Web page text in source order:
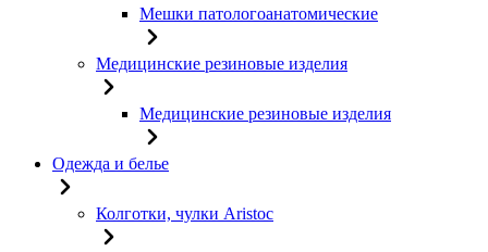
Мешки патологоанатомические
Медицинские резиновые изделия
Медицинские резиновые изделия
Одежда и белье
Колготки, чулки Aristoc